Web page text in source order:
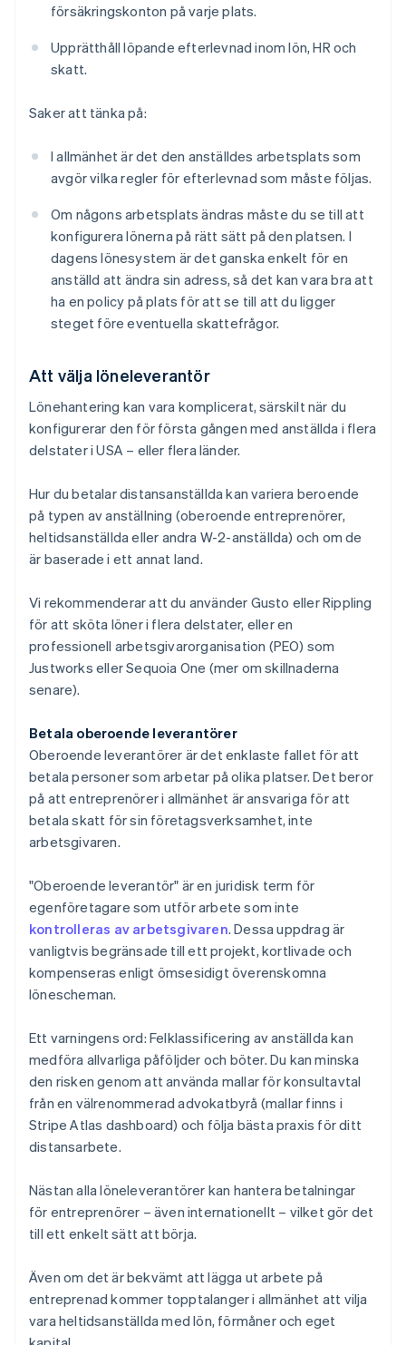
försäkringskonton på varje plats.
Upprätthåll löpande efterlevnad inom lön, HR och
skatt.
Saker att tänka på:
I allmänhet är det den anställdes arbetsplats som
avgör vilka regler för efterlevnad som måste följas.
Om någons arbetsplats ändras måste du se till att
konfigurera lönerna på rätt sätt på den platsen. I
dagens lönesystem är det ganska enkelt för en
anställd att ändra sin adress, så det kan vara bra att
ha en policy på plats för att se till att du ligger
steget före eventuella skattefrågor.
Att välja löneleverantör
Lönehantering kan vara komplicerat, särskilt när du
konfigurerar den för första gången med anställda i flera
delstater i USA – eller flera länder.
Hur du betalar distansanställda kan variera beroende
på typen av anställning (oberoende entreprenörer,
heltidsanställda eller andra W-2-anställda) och om de
är baserade i ett annat land.
Vi rekommenderar att du använder Gusto eller Rippling
för att sköta löner i flera delstater, eller en
professionell arbetsgivarorganisation (PEO) som
Justworks eller Sequoia One (mer om skillnaderna
senare).
Betala oberoende leverantörer
Oberoende leverantörer är det enklaste fallet för att
betala personer som arbetar på olika platser. Det beror
på att entreprenörer i allmänhet är ansvariga för att
betala skatt för sin företagsverksamhet, inte
arbetsgivaren.
"Oberoende leverantör" är en juridisk term för
egenföretagare som utför arbete som inte
kontrolleras av arbetsgivaren. Dessa uppdrag är
vanligtvis begränsade till ett projekt, kortlivade och
kompenseras enligt ömsesidigt överenskomna
lönescheman.
Ett varningens ord: Felklassificering av anställda kan
medföra allvarliga påföljder och böter. Du kan minska
den risken genom att använda mallar för konsultavtal
från en välrenommerad advokatbyrå (mallar finns i
Stripe Atlas dashboard) och följa bästa praxis för ditt
distansarbete.
Nästan alla löneleverantörer kan hantera betalningar
för entreprenörer – även internationellt – vilket gör det
till ett enkelt sätt att börja.
Även om det är bekvämt att lägga ut arbete på
entreprenad kommer topptalanger i allmänhet att vilja
vara heltidsanställda med lön, förmåner och eget